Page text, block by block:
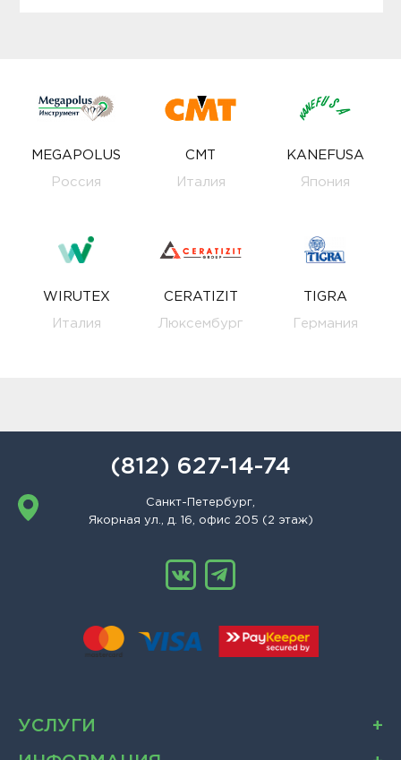
MEGAPOLUS
Россия
CMT
Италия
KANEFUSA
Япония
WIRUTEX
Италия
CERATIZIT
Люксембург
TIGRA
Германия
(812) 627-14-74
Санкт-Петербург,
Якорная ул., д. 16, офис 205 (2 этаж)
УСЛУГИ